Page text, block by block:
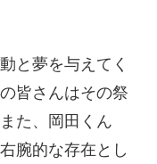
と夢を与えてく
皆さんはその祭
た、岡田くん
腕的な存在とし